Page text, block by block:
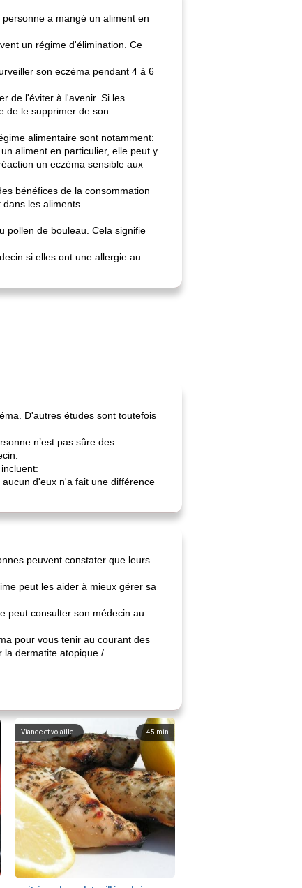
a mangé un aliment en
un régime d'élimination. Ce
son eczéma pendant 4 à 6
de l'éviter à l'avenir. Si les
de le supprimer de son
alimentaire sont notamment:
aliment en particulier, elle peut y
un eczéma sensible aux
bénéfices de la consommation
les aliments.
pollen de bouleau. Cela signifie
si elles ont une allergie au
D'autres études sont toutefois
n’est pas sûre des
d'eux n'a fait une différence
peuvent constater que leurs
peut les aider à mieux gérer sa
peut consulter son médecin au
pour vous tenir au courant des
la dermatite atopique /
45 min
Viande et volaille